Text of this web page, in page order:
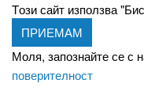
Tози сайт използва
ПРИЕМАМ
Моля, запознайте се с
поверителност
Copyright © 2026